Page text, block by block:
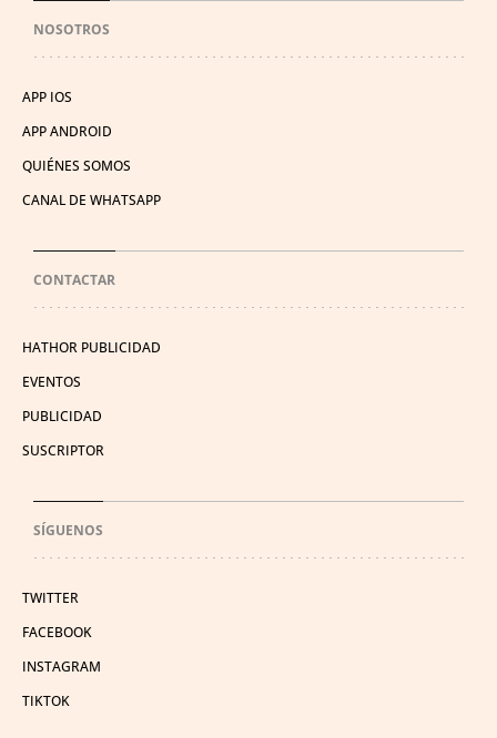
NOSOTROS
APP IOS
APP ANDROID
QUIÉNES SOMOS
CANAL DE WHATSAPP
CONTACTAR
HATHOR PUBLICIDAD
EVENTOS
PUBLICIDAD
SUSCRIPTOR
SÍGUENOS
TWITTER
FACEBOOK
INSTAGRAM
TIKTOK